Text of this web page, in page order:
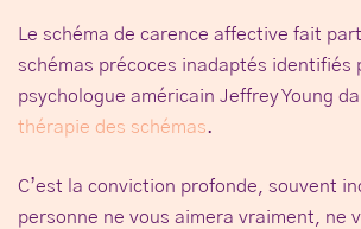
Le schéma de carence affective fait
schémas précoces inadaptés identifiés
psychologue américain Jeffrey Young
thérapie des schémas.
C’est la conviction profonde, souvent
personne ne vous aimera vraiment, ne